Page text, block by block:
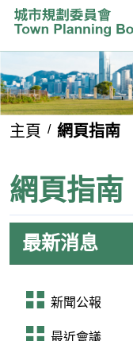
跳到內容
主頁
網頁指南
網頁指南
最新消息
新聞公報
最近會議